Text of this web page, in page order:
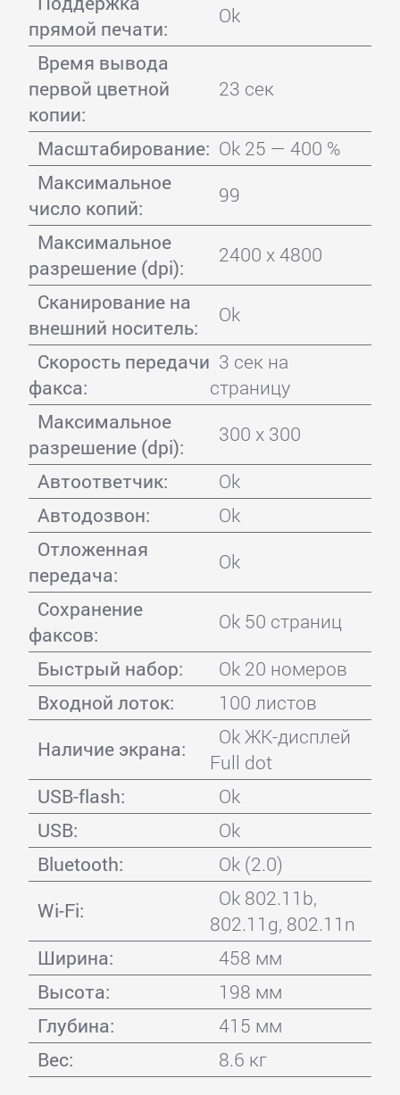
прямой печати:
Ok
Время вывода
первой цветной
копии:
23 сек
Масштабирование: Ok 25 — 400 %
Максимальное
число копий:
99
Максимальное
разрешение (dpi):
2400 x 4800
Сканирование на
внешний носитель:
Ok
Скорость передачи
факса:
3 сек на
страницу
Максимальное
разрешение (dpi):
300 x 300
Автоответчик:
Ok
Автодозвон:
Ok
Отложенная
передача:
Ok
Сохранение
факсов:
Ok 50 страниц
Быстрый набор:
Ok 20 номеров
Входной лоток:
100 листов
Наличие экрана:
Ok ЖК-дисплей
Full dot
USB-flash:
Ok
USB:
Ok
Bluetooth:
Ok (2.0)
Wi-Fi:
Ok 802.11b,
802.11g, 802.11n
Ширина:
458 мм
Высота:
198 мм
Глубина:
415 мм
Вес:
8.6 кг